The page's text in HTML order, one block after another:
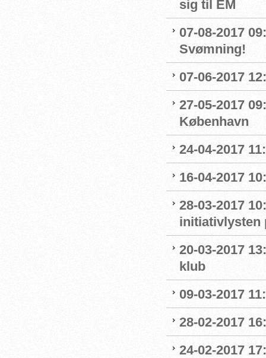
sig til EM
07-08-2017
Svømning!
07-06-2017
27-05-2017
København
24-04-2017
16-04-2017
28-03-2017
initiativlysten
20-03-2017
klub
09-03-2017
28-02-2017
24-02-2017